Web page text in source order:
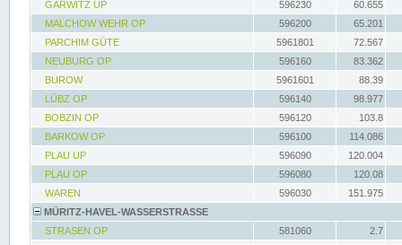
GARWITZ UP
596230
60.655
MALCHOW WEHR OP
596200
65.201
PARCHIM GÜTE
5961801
72.567
NEUBURG OP
596160
83.362
BUROW
5961601
88.39
LÜBZ OP
596140
98.977
BOBZIN OP
596120
103.8
BARKOW OP
596100
114.086
PLAU UP
596090
120.004
PLAU OP
596080
120.08
WAREN
596030
151.975
MÜRITZ-HAVEL-WASSERSTRASSE
STRASEN OP
581060
2.7